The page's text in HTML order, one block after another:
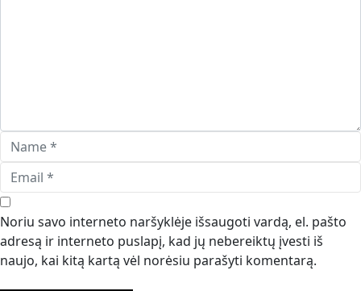
Noriu savo interneto naršyklėje išsaugoti vardą, el. pašto
adresą ir interneto puslapį, kad jų nebereiktų įvesti iš
naujo, kai kitą kartą vėl norėsiu parašyti komentarą.